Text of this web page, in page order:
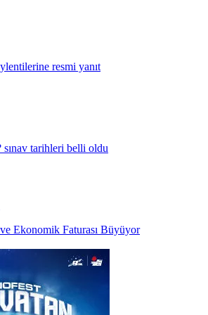
resmi yanıt
sınav tarihleri belli oldu
ve Ekonomik Faturası Büyüyor